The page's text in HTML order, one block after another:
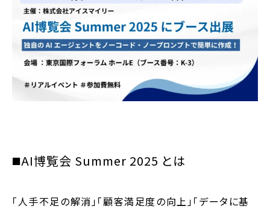
◼️AI博覧会 Summer 2025 とは
「人手不足の解消」「顧客満足度の向上」「データに基